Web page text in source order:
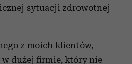
sytuacji zdrowotnej
z moich klientów,
dużej firmie, który nie